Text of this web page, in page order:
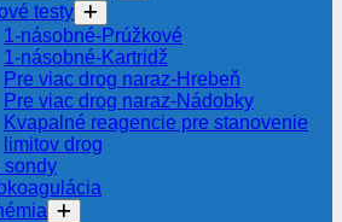
testy
1-násobné-Prúžkové
1-násobné-Kartridž
Pre viac drog naraz-Hrebeň
Pre viac drog naraz-Nádobky
Kvapalné reagencie pre stanovenie
limitov drog
sondy